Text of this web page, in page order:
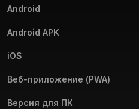
Android
Android APK
iOS
Веб-приложение (PWA)
Версия для ПК